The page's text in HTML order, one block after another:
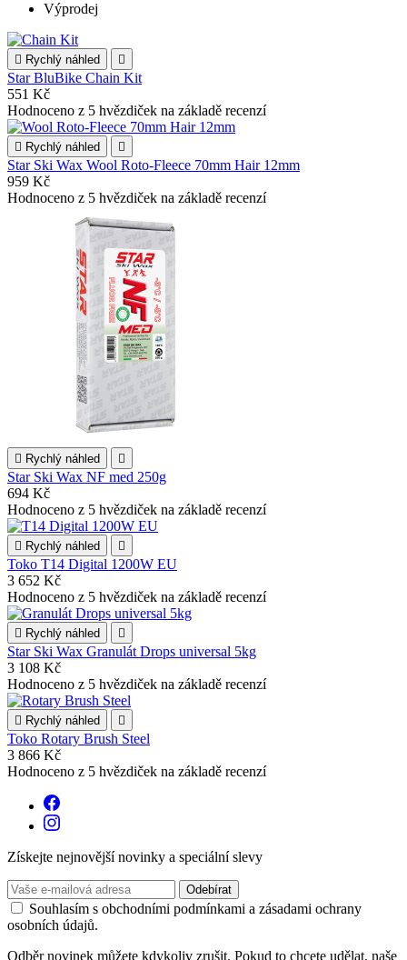
Výprodej
 Rychlý náhled 
Star BluBike Chain Kit
551 Kč
Hodnoceno z 5 hvězdiček na základě recenzí
 Rychlý náhled 
Star Ski Wax Wool Roto-Fleece 70mm Hair 12mm
959 Kč
Hodnoceno z 5 hvězdiček na základě recenzí
 Rychlý náhled 
Star Ski Wax NF med 250g
694 Kč
Hodnoceno z 5 hvězdiček na základě recenzí
 Rychlý náhled 
Toko T14 Digital 1200W EU
3 652 Kč
Hodnoceno z 5 hvězdiček na základě recenzí
 Rychlý náhled 
Star Ski Wax Granulát Drops universal 5kg
3 108 Kč
Hodnoceno z 5 hvězdiček na základě recenzí
 Rychlý náhled 
Toko Rotary Brush Steel
3 866 Kč
Hodnoceno z 5 hvězdiček na základě recenzí
Získejte nejnovější novinky a speciální slevy
Souhlasím s obchodními podmínkami a zásadami ochrany
osobních údajů.
Odběr novinek můžete kdykoliv zrušit. Pokud to chcete udělat, naše